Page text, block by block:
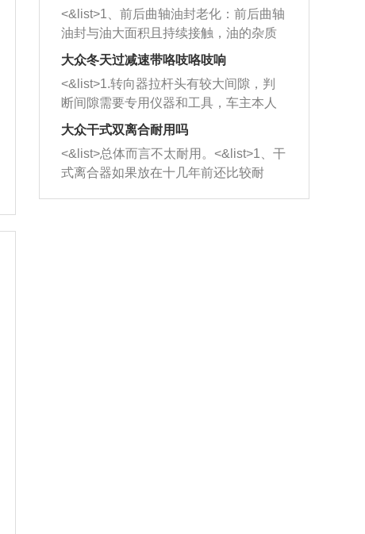
西取出来。但如果是因为积碳过多引起
的堵塞，就需要将三元催化器泡在草酸
洗剂对堵塞的情况得到解决，将清洗剂
放在燃油箱中，与燃油混合后，车辆启
动时，就可以和汽油一起进入到燃烧
室，最后形成废气排出，就可以让三元
催化器得到清洗，排气管堵塞的情况就
能够得到解决。
一圈半的练习，往右同样也要打相同的
圈数。 <&list>3、最后强调要反复练
习，这样就可以形成肌肉记忆，在真实
驾驶车辆时，不需要记忆也能打好方
向。
<&list>1、前后曲轴油封老化：前后曲轴
油封与油大面积且持续接触，油的杂质
和发动机内持续温度变化使其密封效果
逐渐减弱，导致渗油或漏油。<&list>2、
活塞间隙过大：积碳会使活塞环与缸体
的间隙扩大，导致机油流入燃烧室中，
造成烧机油。<&list>3、机油粘度。使用
机油粘度过小的话，同样会有烧机油现
象，机油粘度过小具有很好的流动性，
大众冬天过减速带咯吱咯吱响
<&list>1.转向器拉杆头有较大间隙，判
断间隙需要专用仪器和工具，车主本人
无法制作，需要将车辆送到修理厂或4s
店；<&list>2.车辆半轴套管防尘罩破
裂，破裂后会出现漏油现象，使半轴磨
损严重，磨损的半轴容易损坏，产生异
响；<&list>3.稳定器的转向胶套和球头
大众干式双离合耐用吗
<&list>总体而言不太耐用。<&list>1、干
式离合器如果放在十几年前还比较耐